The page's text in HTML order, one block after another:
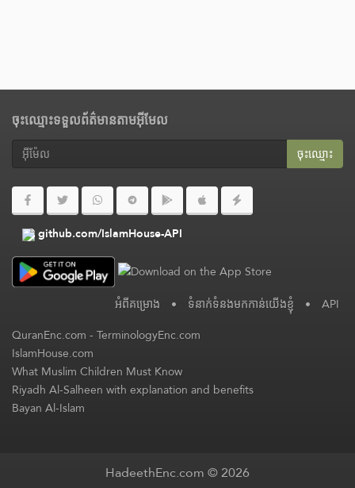
ចុះឈ្មោះទទួលព័ត៌មានតាមអ៊ីមែល
ចុះ​ឈ្មោះ
github.com/IslamHouse-API
អំពី​គម្រោង • ទំនាក់ទំនងមកកាន់យើងខ្ញុំ • API
QuranEnc.com-TerminologyEnc.com
IslamHouse.com
What Muslim Children Must Know
Riyadh Al-Salheen with explanation and benefits
Bayan Al-Islam
HadeethEnc.com © 2026